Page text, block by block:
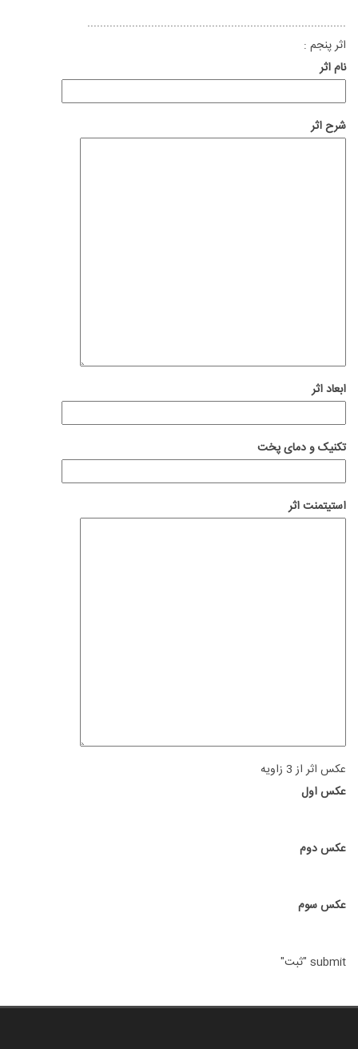
.................................................................................
اثر پنجم :
نام اثر
شرح اثر
ابعاد اثر
تکنیک و دمای پخت
استیتمنت اثر
عکس اثر از 3 زاویه
عکس اول
عکس دوم
عکس سوم
submit "ثبت"